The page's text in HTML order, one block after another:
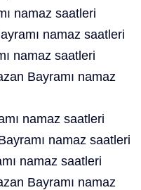
namaz saatleri
namaz saatleri
namaz saatleri
Bayramı namaz
namaz saatleri
namaz saatleri
namaz saatleri
Bayramı namaz